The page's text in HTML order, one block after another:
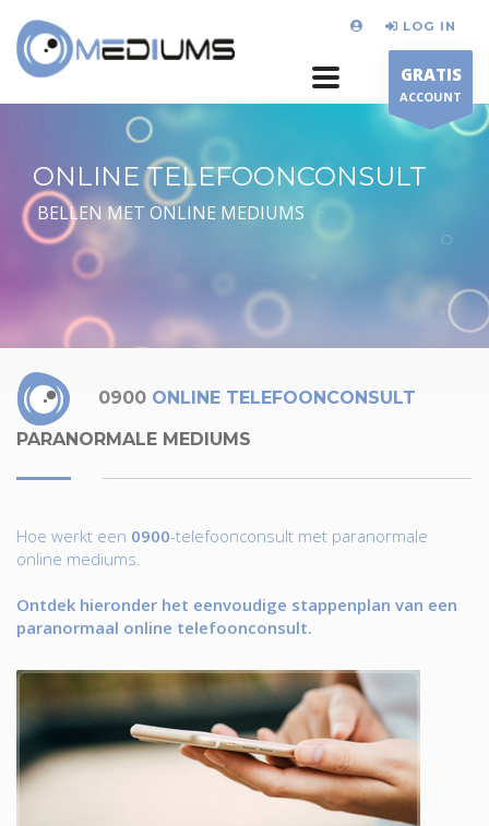
LOG IN
GRATIS
ACCOUNT
ONLINE TELEFOONCONSULT
BELLEN MET ONLINE MEDIUMS
0900 ONLINE TELEFOONCONSULT
PARANORMALE MEDIUMS
Hoe werkt een 0900-telefoonconsult met paranormale
online mediums.
Ontdek hieronder het eenvoudige stappenplan van een
paranormaal online telefoonconsult.